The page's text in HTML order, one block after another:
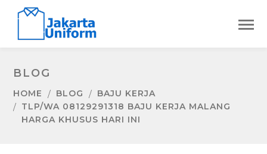
BLOG
HOME BLOG
BAJU KERJA
TLP/WA 08129291318 BAJU KERJA MALANG
HARGA KHUSUS HARI INI